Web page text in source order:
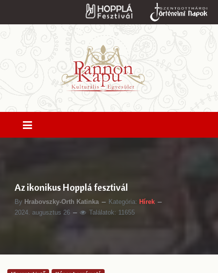
Az ikonikus Hopplá fesztivál
By Hrabovszky-Orth Katinka Kategória: Hírek
2024. augusztus 26
Találatok: 11655